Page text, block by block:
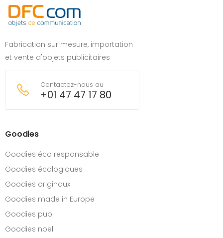
Fabrication sur mesure, importation
et vente d'objets publicitaires
Contactez-nous au
+01 47 47 17 80
Goodies
Goodies éco responsable
Goodies écologiques
Goodies originaux
Goodies made in Europe
Goodies pub
Goodies noël